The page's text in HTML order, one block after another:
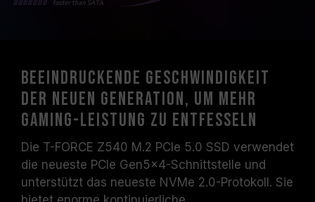
Beeindruckende Geschwindigkeit
der neuen Generation, um mehr
Gaming-Leistung zu entfesseln
Die T-FORCE Z540 M.2 PCIe 5.0 SSD verwendet
die neueste PCIe Gen5x4-Schnittstelle und
unterstützt das neueste NVMe 2.0-Protokoll. Sie